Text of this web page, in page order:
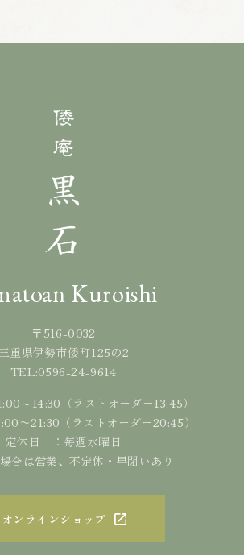
Kuroishi
〒516-0032
三重県伊勢市倭町125の2
TEL:0596-24-9614
～14:30（ラストオーダー13:45）
〜21:30（ラストオーダー20:45）
定休日 ：毎週水曜日
合は営業、不定休・早閉いあり
オンラインショップ